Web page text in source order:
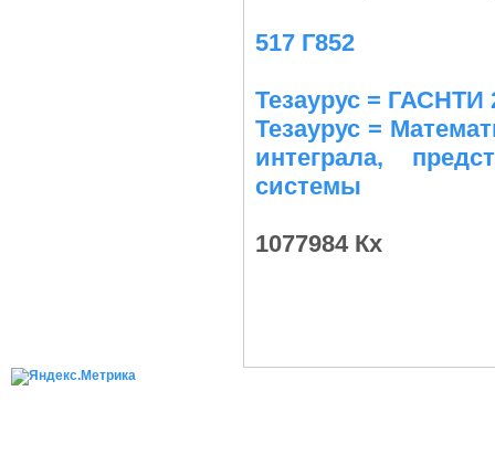
517 Г852
Тезаурус = ГАСНТИ
Тезаурус =
интеграла,
системы
1077984 Кх